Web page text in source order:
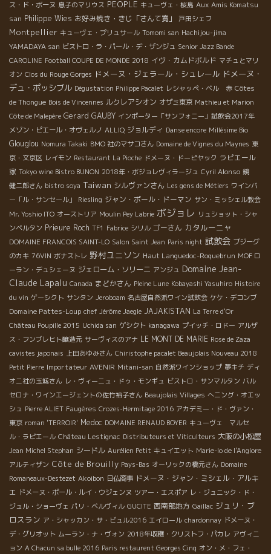
ス・ド・ボーヌ 息子のマリウス PEOPLE キューヴェ・桜島 Aux Amis Komatsu
san Philippe Wies お好み焼き・きじ「さんて寛」 戸田シェフ
Montpellier キューヴェ・プリュサール Tomomi san Hachijou-jima
YAMADAYA san ビストロ・ラ・パール・デ・ザンジュ Senior Jazz Bande
CAROLINE Football COUPE DE MONDE 2018 イヴ・カムドボルド マチュとマリ
オン Clos du Rouge Gorges ドメーヌ・ジェラール・シュレール ドメーヌ・
デュ・ポッシブル Dégustation Philippe Pacalet レシャッペ・ベル 赤 Côtes
de Thongue Bois de Vincennes ルクレアシオン オザミ東京 Mathieu et Marion
Côte de Malepère Gerard GAUBY インポーター「サンフォニー」試飲会2017年
メゾン・ピエール・オヴェルノ ALLIQ ジョルディ Danse encore Millésime Bio
Glouglou Nomura Takaki BMO 社のマサコさん Domaine de Vignes du Maynes 東
京・文京区 レイモン Restaurant La Pioche ドメーヌ・ドーピヤック ラピエール
家 Tokyo wine Bistro BUNON 2018年・ボジョレヴィラージュ Cyril Alonso 鏡
健二郎さん bistro soya Taiwan シルヴァンさん Les gens de Métiers ワインバ
ー「ル・サンセール」
Riesling ジャン・ポール・ドーマン サン・ミッシェル教会
Mr. Yoshio ITO オーストリア Moulin Pey Labrie ボジョレ リュショット・シャ
ンベルタン Prieure Roch TF1 Fabrice シリル ゴーさん カタルーニャ
DOMAINE FRANCOIS SAINT-LO Salon Saint Jean Paris night 試飲会 ブジーグ
のカキ 76VIN ボナストレ 野村ユニソン Haut Languedoc-Roquebrun MOF ロ
ーラン・デュシェーヌ ジェローム・ソリーニ アンジュ Domaine Jean-
Claude Lapalu Canada まどかさん Pleine Lune Kobayashi Yasuhiro Histoire
du vin ゲーシクト サンタン Jeroboam 名古屋自然派ワイン試飲会 ケケ・デコンブ
Domaine Pattes-Loup chef Jérôme Jaegle JAJAKISTAN La Terre d'Or
Château Poupille 2015 Uchida san ゲシクト kanagawa プイッチ・ロドー アルザ
ス・フンブレヒト醸造元 サーヴィスのアナ LE MONT DE MARIE Rose de Zaza
cavistes japonais 上田あゆみさん Chiristophe pacalet Beaujolais Nouveau 2018
Petit Pierre Importateur AVENIR Mitani-san 自然派ワインショップ 夢キチ ディ
オニ社の玉城さん レ・ヴィーニュ・ドゥ・モンギュ ビストロ・サンマルタン バル
セロナ・ワインエージェントの佐竹裕子さん Beaujolais Villages へニング・オエッ
シュ Pierre ALIET Faugères Crozes-Hermitage 2016 アカデミー・ド・ヴァン・
東京 roman 'TERROIR' Medoc DOMAINE RENAUD BOYER キューヴェ マルセ
ル・ラピエール Château Lestignac Distributeurs et Viticulteurs 大阪の小松屋
Jean Michel Stephan シードル Aurélien Petit キュイエット Marie-lo de l'Anglore
アルティザン Côte de Brouilly Pays-Bas オーリックの橋元さん Domaine
Romaneaux-Destezet Akoibon 日仏商事 ドメーヌ・ジャン・ミシェル・アルキ
エ ドメーヌ・ポール・ルイ・ウジェンヌ ツアー・エスポア レ・ジュニック・ド・
ジュル・ショーヴェ パリ・ベルヴィル GUCITE 西南部地方 Gaillac ジュリ・ブ
ロスラン ア・シャッカン・サ・ビュル2016 エイロール chardonnay ドメーヌ・
デ・グリオット ムーラン・ナ・ヴォン 2018年収穫・クリストフ・パカレ アヴィニ
ョン A Chacun sa bulle 2016 Paris restaurent Georges Cinq オン・メ・フェ・